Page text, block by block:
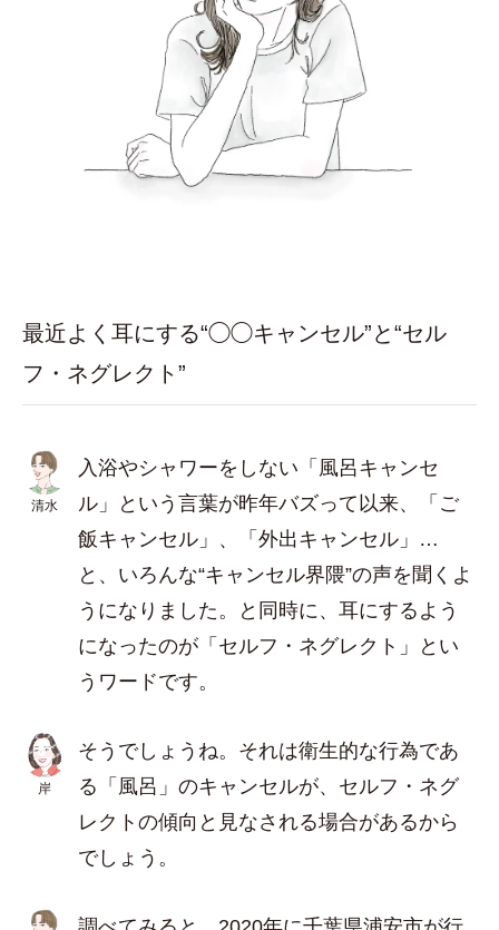
最近よく耳にする“◯◯キャンセル”と“セル
フ・ネグレクト”
清水
入浴やシャワーをしない「風呂キャンセ
ル」という言葉が昨年バズって以来、「ご
飯キャンセル」、「外出キャンセル」…
と、いろんな“キャンセル界隈”の声を聞くよ
うになりました。と同時に、耳にするよう
になったのが「セルフ・ネグレクト」とい
うワードです。
岸
そうでしょうね。それは衛生的な行為であ
る「風呂」のキャンセルが、セルフ・ネグ
レクトの傾向と見なされる場合があるから
でしょう。